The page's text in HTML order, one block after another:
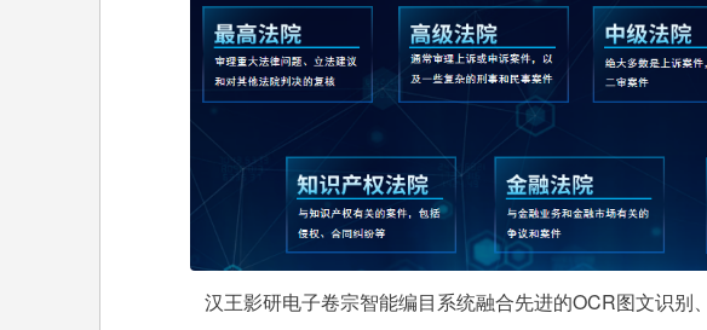
汉王影研电子卷宗智能编目系统融合先进的OCR图文识别